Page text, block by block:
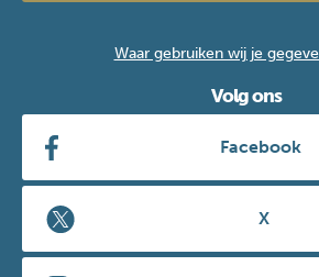
Waar gebruiken wij je
Volg ons
Facebook
X